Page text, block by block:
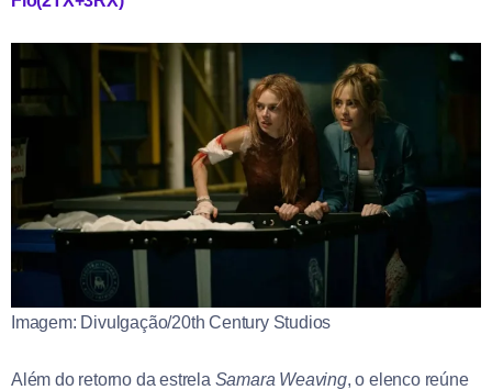
Imagem: Divulgação/20th Century Studios
Além do retorno da estrela Samara Weaving, o elenco reúne